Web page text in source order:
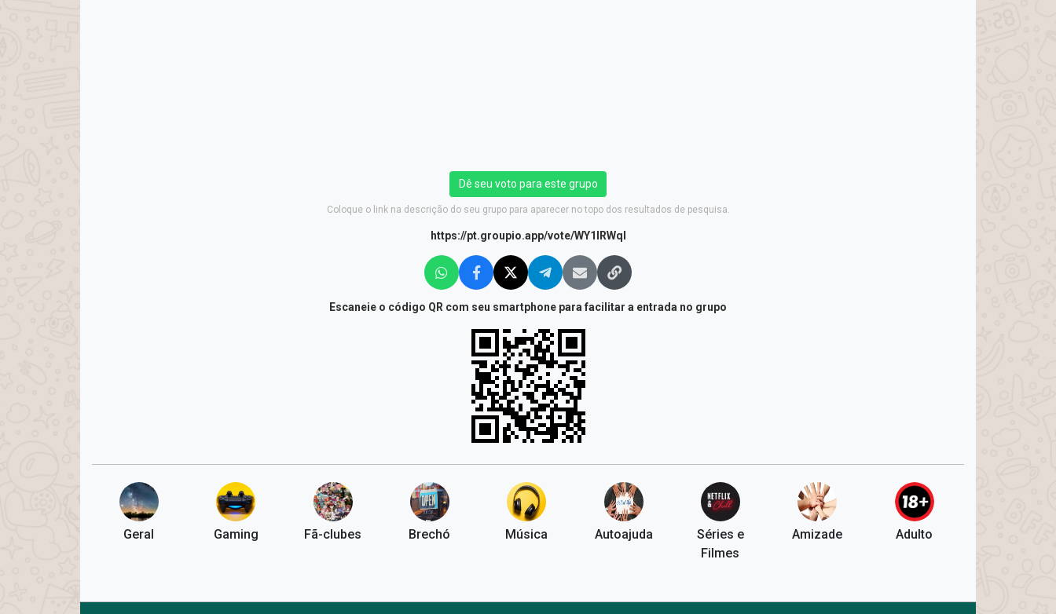
Dê seu voto para este grupo
Coloque o link na descrição do seu grupo para aparecer no topo dos resultados de pesquisa.
https://pt.groupio.app/vote/WY1lRWql
Escaneie o código QR com seu smartphone para facilitar a entrada no grupo
Geral Gaming Fã-clubes Brechó Música Autoajuda
Séries e
Filmes
Amizade Adulto